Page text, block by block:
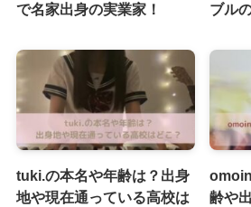
で名家出身の実業家！
ブル
tuki.の本名や年齢は？出身
地や現在通っている高校は
齢や